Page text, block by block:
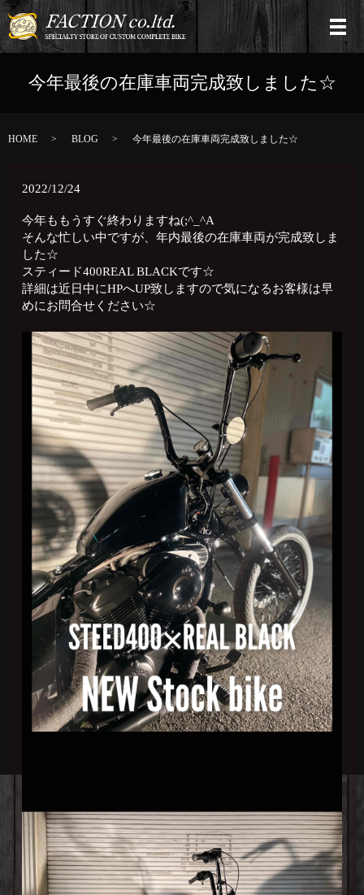
今年最後の在庫車両完成致しました☆
HOME BLOG 今年最後の在庫車両完成致しました☆
2022/12/24
今年ももうすぐ終わりますね(;^_^A
そんな忙しい中ですが、年内最後の在庫車両が完成致しま
した☆
スティード400REAL BLACKです☆
詳細は近日中にHPへUP致しますので気になるお客様は早
めにお問合せください☆